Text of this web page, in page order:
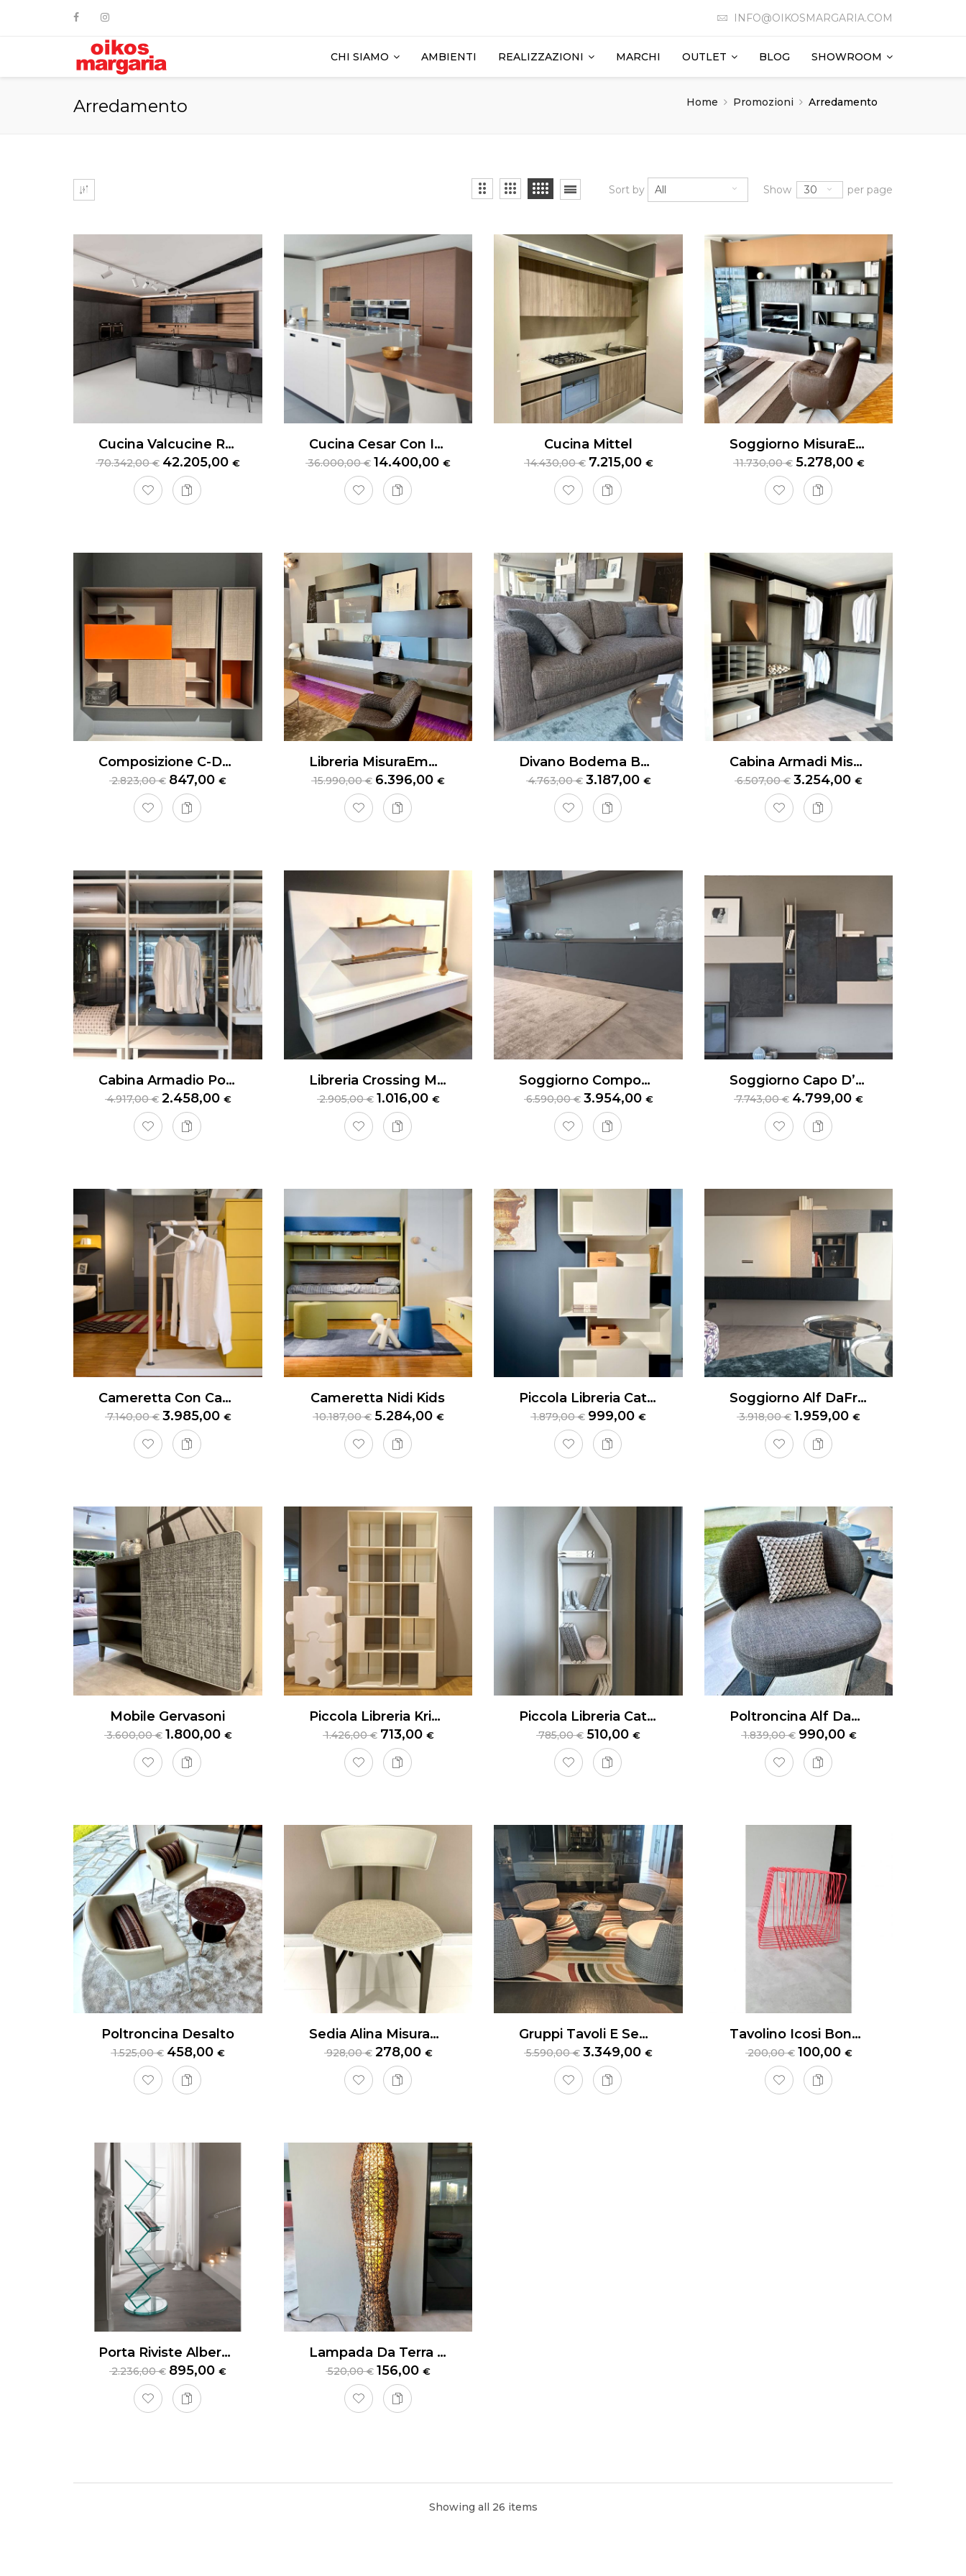
INFO@OIKOSMARGARIA.COM
CHI SIAMO AMBIENTI REALIZZAZIONI MARCHI OUTLET BLOG SHOWROOM
Arredamento Home Promozioni Arredamento
Sort by All Show 30 per page
Cucina Valcucine Riciclantica
70.342,00€ 42.205,00€
Cucina Cesar Con Isola
36.000,00€ 14.400,00€
Cucina Mittel
14.430,00€ 7.215,00 €
Soggiorno MisuraEmme
11.730,00€ 5.278,00 €
Composizione C-Day Cesar
2.823,00€ 847,00€
Libreria MisuraEmme
15.990,00€ 6.396,00€
Divano Bodema Barclay
4.763,00€ 3.187,00 €
Cabina Armadi MisuraEmme
6.507,00€ 3.254,00€
Cabina Armadio Poliform Ego
4.917,00€ 2.458,00 €
Libreria Crossing MisuraEmme
2.905,00€ 1.016,00 €
Soggiorno Componibile Valcucine Artematica Living
6.590,00€ 3.954,00 €
Soggiorno Capo D’Opera Pensili 135
7.743,00€ 4.799,00€
Cameretta Con Cabina Armadio Nidi Teen
7.140,00€ 3.985,00 €
Cameretta Nidi Kids
10.187,00€ 5.284,00 €
Piccola Libreria Cattelan Italia Piquant
1.879,00€ 999,00€
Soggiorno Alf DaFrè Day 12
3.918,00€ 1.959,00€
Mobile Gervasoni
3.600,00€ 1.800,00 €
Piccola Libreria Kristalia Libreria 915
1.426,00€ 713,00 €
Piccola Libreria Cattelan Italia Swing
785,00€ 510,00€
Poltroncina Alf DaFrè
1.839,00€ 990,00 €
Poltroncina Desalto
1.525,00€ 458,00€
Sedia Alina MisuraEmme
928,00€ 278,00 €
Gruppi Tavoli E Sedute Outdoor Dedon Obelisk
5.590,00€ 3.349,00€
Tavolino Icosi Bonaldo
200,00€ 100,00 €
Porta Riviste Albero Tonelli
2.236,00€ 895,00€
Lampada Da Terra Nito
520,00€ 156,00€
di Valcucine rappresenta l’eccellenza del design contemporaneo, unendo estetica e funzionalità
Showing all 26 items